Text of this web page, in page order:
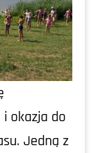
okazja do
Jedną z